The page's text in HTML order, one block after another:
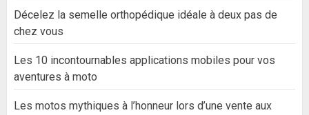
Décelez la semelle orthopédique idéale à deux pas de
chez vous
Les 10 incontournables applications mobiles pour vos
aventures à moto
Les motos mythiques à l’honneur lors d’une vente aux